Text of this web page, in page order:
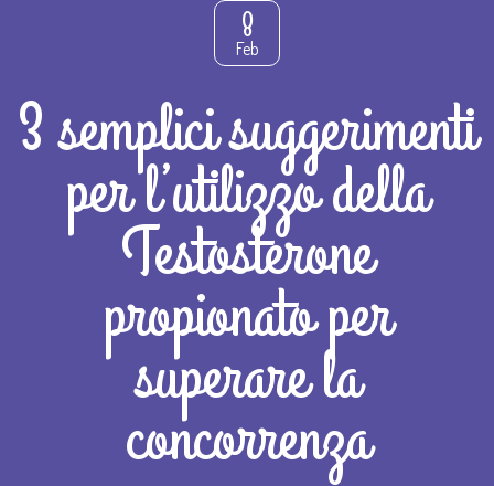
8
Feb
3 semplici suggerimenti
per l’utilizzo della
Testosterone
propionato per
superare la
concorrenza